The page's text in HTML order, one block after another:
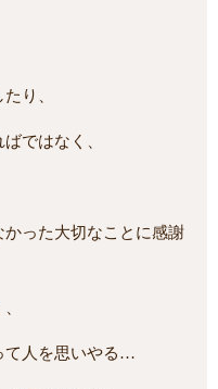
り、
ではなく、
った大切なことに感謝
て人を思いやる…